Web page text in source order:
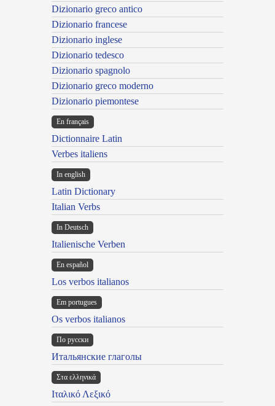
Dizionario greco antico
Dizionario francese
Dizionario inglese
Dizionario tedesco
Dizionario spagnolo
Dizionario greco moderno
Dizionario piemontese
En français
Dictionnaire Latin
Verbes italiens
In english
Latin Dictionary
Italian Verbs
In Deutsch
Italienische Verben
En español
Los verbos italianos
Em portugues
Os verbos italianos
По русски
Итальянские глаголы
Στα ελληνικά
Ιταλικό Λεξικό